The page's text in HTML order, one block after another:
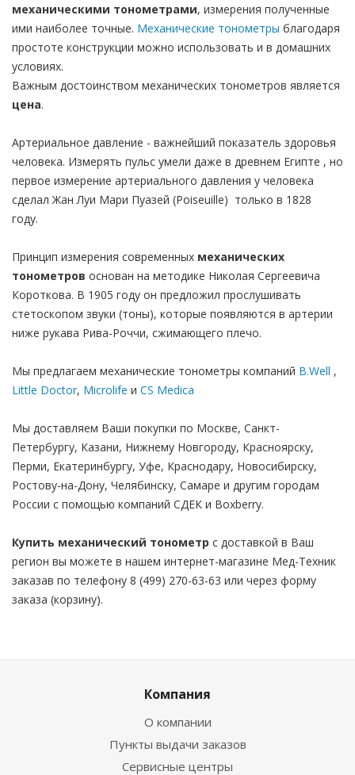
механическими тонометрами, измерения полученные
ими наиболее точные. Механические тонометры благодаря
простоте конструкции можно использовать и в домашних
условиях.
Важным достоинством механических тонометров является
цена.
Артериальное давление - важнейший показатель здоровья
человека. Измерять пульс умели даже в древнем Египте , но
первое измерение артериального давления у человека
сделал Жан Луи Мари Пуазей (Poiseuille) только в 1828
году.
Принцип измерения современных механических
тонометров основан на методике Николая Сергеевича
Короткова. В 1905 году он предложил прослушивать
стетоскопом звуки (тоны), которые появляются в артерии
ниже рукава Рива-Роччи, сжимающего плечо.
Мы предлагаем механические тонометры компаний B.Well ,
Little Doctor, Microlife и CS Medica
Мы доставляем Ваши покупки по Москве, Санкт-
Петербургу, Казани, Нижнему Новгороду, Красноярску,
Перми, Екатеринбургу, Уфе, Краснодару, Новосибирску,
Ростову-на-Дону, Челябинску, Самаре и другим городам
России с помощью компаний СДЕК и Boxberry.
Купить механический тонометр с доставкой в Ваш
регион вы можете в нашем интернет-магазине Мед-Техник
заказав по телефону 8 (499) 270-63-63 или через форму
заказа (корзину).
Компания
О компании
Пункты выдачи заказов
Сервисные центры